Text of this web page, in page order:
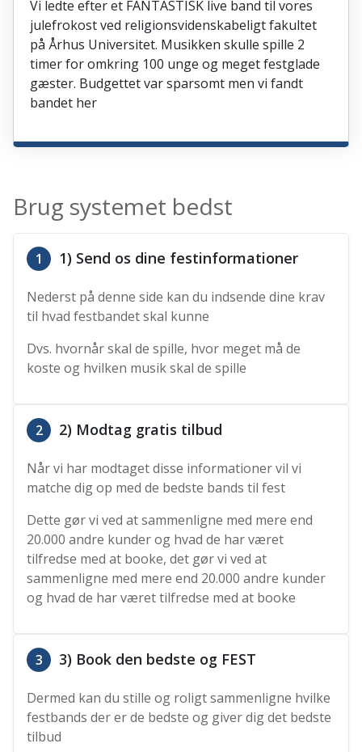
Vi ledte efter et FANTASTISK live band til vores
julefrokost ved religionsvidenskabeligt fakultet
på Århus Universitet. Musikken skulle spille 2
timer for omkring 100 unge og meget festglade
gæster. Budgettet var sparsomt men vi fandt
bandet her
Brug systemet bedst
1 1) Send os dine festinformationer
Nederst på denne side kan du indsende dine krav
til hvad festbandet skal kunne
Dvs. hvornår skal de spille, hvor meget må de
koste og hvilken musik skal de spille
2 2) Modtag gratis tilbud
Når vi har modtaget disse informationer vil vi
matche dig op med de bedste bands til fest
Dette gør vi ved at sammenligne med mere end
20.000 andre kunder og hvad de har været
tilfredse med at booke, det gør vi ved at
sammenligne med mere end 20.000 andre kunder
og hvad de har været tilfredse med at booke
3 3) Book den bedste og FEST
Dermed kan du stille og roligt sammenligne hvilke
festbands der er de bedste og giver dig det bedste
tilbud